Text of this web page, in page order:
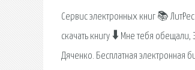
Сервис электронных книг 📚
скачать книгу 🠳 Мне тебя обещали,
Дяченко. Бесплатная электронная